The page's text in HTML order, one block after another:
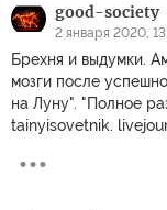
good-society
2 января 2020,
Брехня и выдумки.
мозги после
на Луну". "Полное
tainyisovetnik.